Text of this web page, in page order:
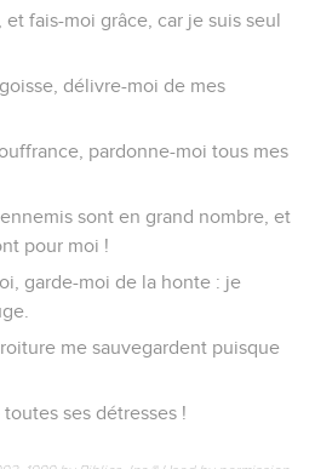
fais-moi grâce, car je suis seul
délivre-moi de mes
pardonne-moi tous mes
sont en grand nombre, et
pour moi !
garde-moi de la honte : je
me sauvegardent puisque
ses détresses !